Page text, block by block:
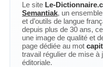
Le site Le-
Semantiak, un
et d’outils de langue
depuis plus de 30 ans,
une image de qualité et
page dédiée au mot
travail régulier de mise à
éditoriale.